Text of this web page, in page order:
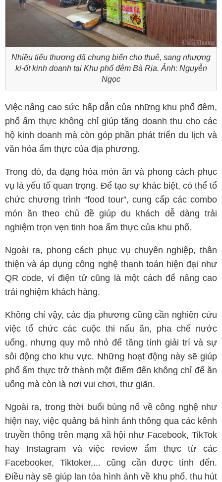
Nhiều tiểu thương đã chưng biển cho thuê, sang nhượng
ki-ốt kinh doanh tại Khu phố đêm Bà Rịa. Ảnh: Nguyễn
Ngọc
Việc nâng cao sức hấp dẫn của những khu phố đêm,
phố ẩm thực không chỉ giúp tăng doanh thu cho các
hộ kinh doanh mà còn góp phần phát triển du lịch và
văn hóa ẩm thực của địa phương.
Trong đó, đa dạng hóa món ăn và phong cách phục
vụ là yếu tố quan trọng. Để tạo sự khác biệt, có thể tổ
chức chương trình “food tour”, cung cấp các combo
món ăn theo chủ đề giúp du khách dễ dàng trải
nghiệm trọn vẹn tinh hoa ẩm thực của khu phố.
Ngoài ra, phong cách phục vụ chuyên nghiệp, thân
thiện và áp dụng công nghệ thanh toán hiện đại như
QR code, ví điện tử cũng là một cách để nâng cao
trải nghiệm khách hàng.
Không chỉ vậy, các địa phương cũng cần nghiên cứu
việc tổ chức các cuộc thi nấu ăn, pha chế nước
uống, nhưng quy mô nhỏ để tăng tính giải trí và sự
sôi động cho khu vực. Những hoạt động này sẽ giúp
phố ẩm thực trở thành một điểm đến không chỉ để ăn
uống mà còn là nơi vui chơi, thư giãn.
Ngoài ra, trong thời buổi bùng nổ về công nghệ như
hiện nay, việc quảng bá hình ảnh thông qua các kênh
truyền thông trên mạng xã hội như Facebook, TikTok
hay Instagram và việc review ẩm thực từ các
Facebooker, Tiktoker,... cũng cần được tính đến.
Điều này sẽ giúp lan tỏa hình ảnh về khu phố, thu hút